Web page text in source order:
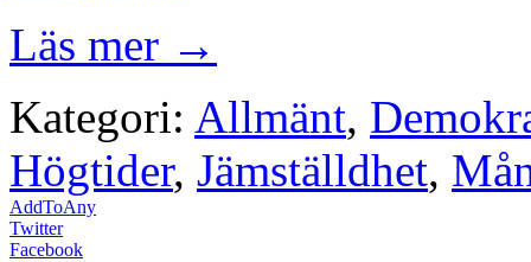
Läs mer →
Kategori: Allmänt,
Högtider, Jämställdhet,
AddToAny
Twitter
Facebook